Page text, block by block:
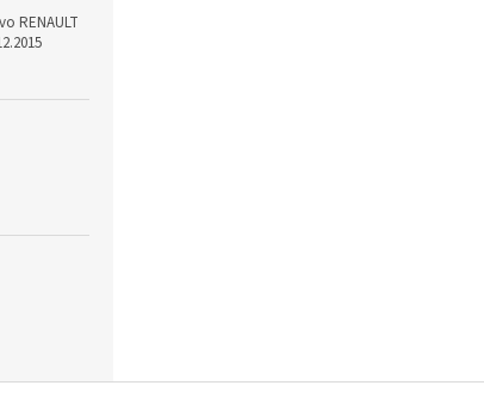
RENAULT